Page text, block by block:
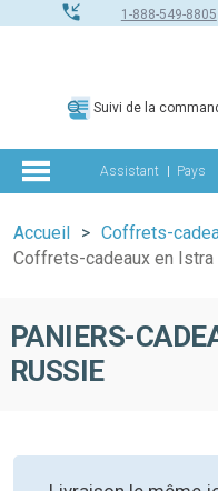
1-888-549-8805
Suivi de la
Assistant Pays
Accueil
Coffrets-
Coffrets-cadeaux en Istra
PANIERS-
RUSSIE